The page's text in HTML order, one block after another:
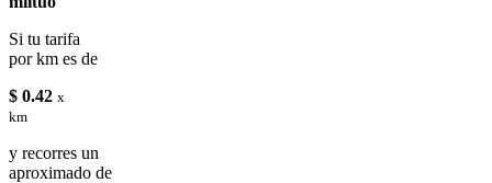
Si tu tarifa
por km es de
$ 0.42 x
km
y recorres un
aproximado de